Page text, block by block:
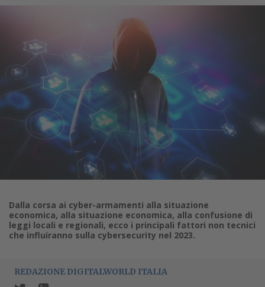
Dalla corsa ai cyber-armamenti alla situazione
economica, alla situazione economica, alla confusione di
leggi locali e regionali, ecco i principali fattori non tecnici
che influiranno sulla cybersecurity nel 2023.
REDAZIONE DIGITALWORLD ITALIA